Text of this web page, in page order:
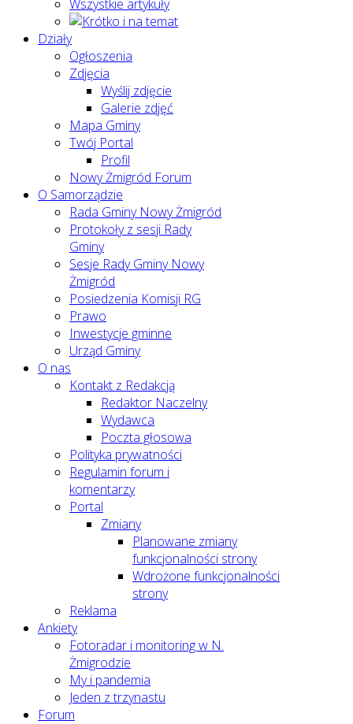
Wszystkie artykuły
Działy
Ogłoszenia
Zdjęcia
Wyślij zdjęcie
Galerie zdjęć
Mapa Gminy
Twój Portal
Profil
Nowy Żmigród Forum
O Samorządzie
Rada Gminy Nowy Żmigród
Protokoły z sesji Rady
Gminy
Sesje Rady Gminy Nowy
Żmigród
Posiedzenia Komisji RG
Prawo
Inwestycje gminne
Urząd Gminy
O nas
Kontakt z Redakcją
Redaktor Naczelny
Wydawca
Poczta głosowa
Polityka prywatności
Regulamin forum i
komentarzy
Portal
Zmiany
Planowane zmiany
funkcjonalności strony
Wdrożone funkcjonalności
strony
Reklama
Ankiety
Fotoradar i monitoring w N.
Żmigrodzie
My i pandemia
Jeden z trzynastu
Forum